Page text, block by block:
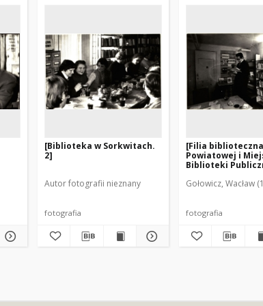
[Biblioteka w Sorkwitach.
2]
Autor fotografii nieznany
fotografia
[Filia
Powiatowej i
Biblioteki
Gołowicz, Wacław
fotografia